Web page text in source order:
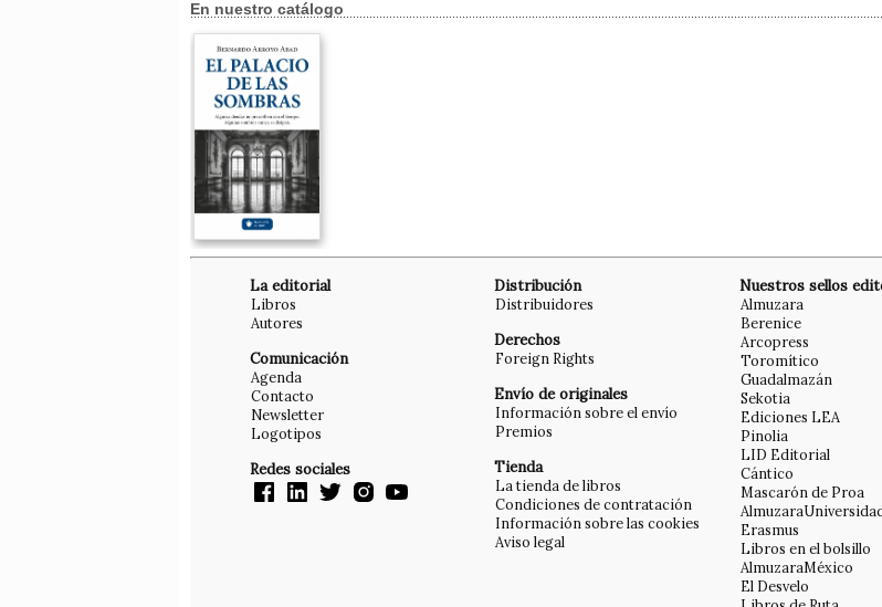
En nuestro catálogo
La editorial
Libros
Autores
Comunicación
Agenda
Contacto
Newsletter
Logotipos
Redes sociales
Distribución
Distribuidores
Derechos
Foreign Rights
Envío de originales
Información sobre el envío
Premios
Tienda
La tienda de libros
Condiciones de contratación
Información sobre las cookies
Aviso legal
Nuestros sellos
Almuzara
Berenice
Arcopress
Toromítico
Guadalmazán
Sekotia
Ediciones LEA
Pinolia
LID Editorial
Cántico
Mascarón de Proa
Erasmus
Libros en el bolsillo
AlmuzaraMéxico
El Desvelo